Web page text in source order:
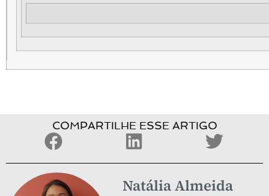
COMPARTILHE ESSE ARTIGO
Natália Almeida